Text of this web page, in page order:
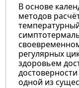
В основе
методов
регулярных
здоровьем
одной из